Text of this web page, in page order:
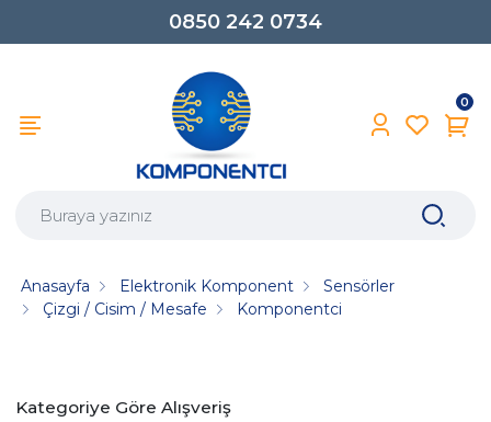
0850 242 0734
0
Anasayfa Elektronik Komponent
Sensörler
Çizgi / Cisim / Mesafe
Komponentci
Kategoriye Göre Alışveriş